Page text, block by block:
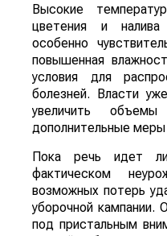
Высокие
цветения и
особенно
повышенная
условия для
болезней. Власти
увеличить
дополнительные
Пока речь идет
фактическом
возможных потерь
уборочной кампании.
под пристальным